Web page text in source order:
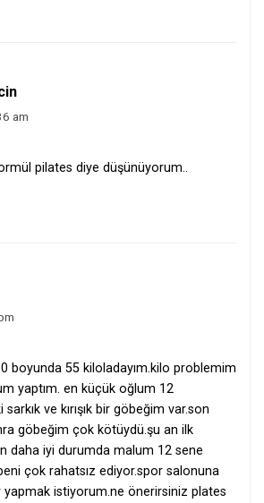
am
pilates diye düşünüyorum..
boyunda 55 kiloladayım.kilo problemim
yaptım. en küçük oğlum 12
ve kırışık bir göbeğim var.son
göbeğim çok kötüydü.şu an ilk
daha iyi durumda malum 12 sene
çok rahatsız ediyor.spor salonuna
yapmak istiyorum.ne önerirsiniz plates